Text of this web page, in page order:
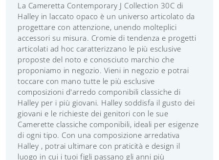
La Cameretta Contemporary J Collection 30C di
Halley in laccato opaco è un universo articolato da
progettare con attenzione, unendo molteplici
accessori su misura. Cromie di tendenza e progetti
articolati ad hoc caratterizzano le più esclusive
proposte del noto e conosciuto marchio che
proponiamo in negozio. Vieni in negozio e potrai
toccare con mano tutte le più esclusive
composizioni d'arredo componibili classiche di
Halley per i più giovani. Halley soddisfa il gusto dei
giovani e le richieste dei genitori con le sue
Camerette classiche componibili, ideali per esigenze
di ogni tipo. Con una composizione arredativa
Halley , potrai ultimare con praticità e design il
luogo in cui i tuoi figli passano gli anni più